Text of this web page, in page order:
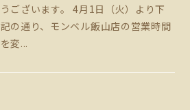
うございます。 4月1日（火）より下
記の通り、モンベル飯山店の営業時間
を変...